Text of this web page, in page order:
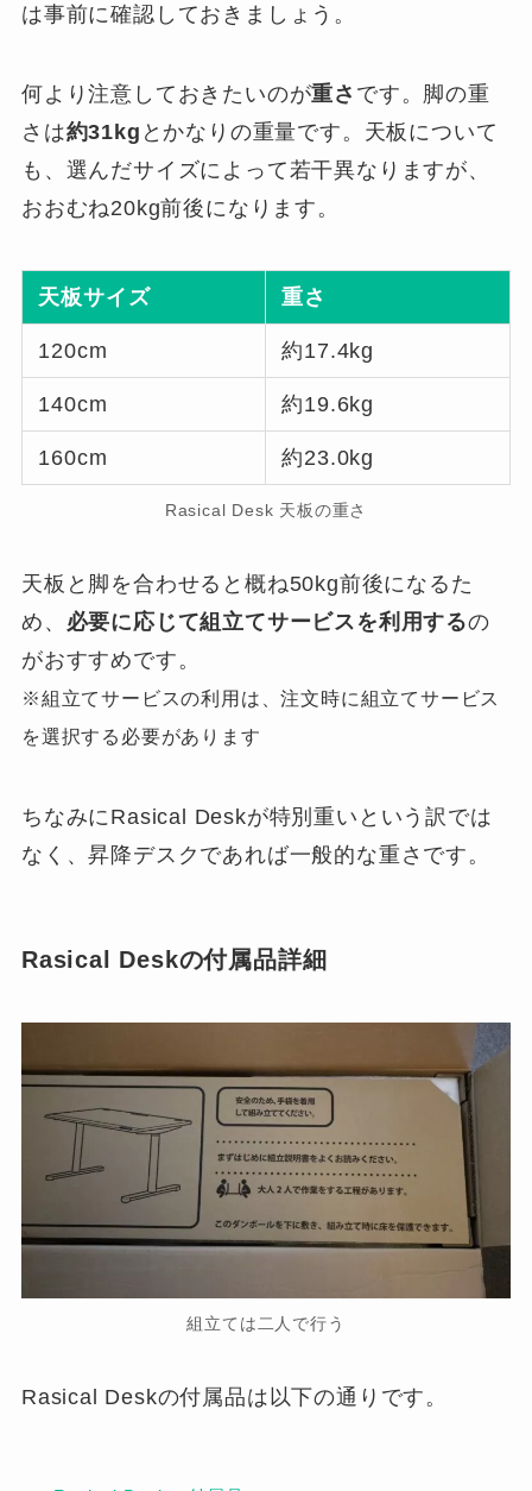
は事前に確認しておきましょう。
何より注意しておきたいのが重さ です。脚の重
さは約31kg とかなりの重量です。天板について
も、選んだサイズによって若干異なりますが、
おおむね20kg前後になります。
天板サイズ 重さ
120cm 約17.4kg
140cm 約19.6kg
160cm 約23.0kg
Rasical Desk 天板の重さ
天板と脚を合わせると概ね50kg前後になるた
め、 必要に応じて組立てサービスを利用するの
がおすすめです。
※組立てサービスの利用は、注文時に組立てサービス
を選択する必要があります
ちなみにRasical Deskが特別重いという訳では
なく、昇降デスクであれば一般的な重さです。
Rasical Deskの付属品詳細
組立ては二人で行う
Rasical Deskの付属品は以下の通りです。